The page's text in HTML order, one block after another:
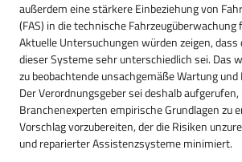
außerdem eine stärkere Einbeziehung von
(FAS) in die technische
Aktuelle Untersuchungen würden zeigen,
dieser Systeme sehr unterschiedlich sei. Das
zu beobachtende unsachgemäße Wartung
Der Verordnungsgeber sei deshalb
Branchenexperten empirische Grundlagen zu
Vorschlag vorzubereiten, der die Risiken
und reparierter Assistenzsysteme minimiert.